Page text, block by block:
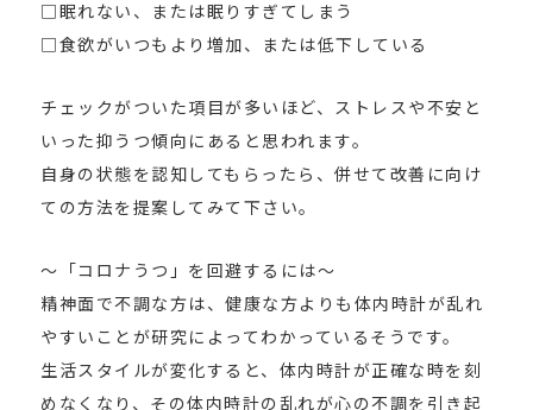
□眠れない、または眠りすぎてしまう
□食欲がいつもより増加、または低下している
チェックがついた項目が多いほど、ストレスや不安と
いった抑うつ傾向にあると思われます。
自身の状態を認知してもらったら、併せて改善に向け
ての方法を提案してみて下さい。
～「コロナうつ」を回避するには～
精神面で不調な方は、健康な方よりも体内時計が乱れ
やすいことが研究によってわかっているそうです。
生活スタイルが変化すると、体内時計が正確な時を刻
めなくなり、その体内時計の乱れが心の不調を引き起